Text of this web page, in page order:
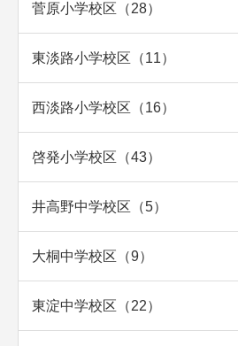
菅原小学校区（28）
東淡路小学校区（11）
西淡路小学校区（16）
啓発小学校区（43）
井高野中学校区（5）
大桐中学校区（9）
東淀中学校区（22）